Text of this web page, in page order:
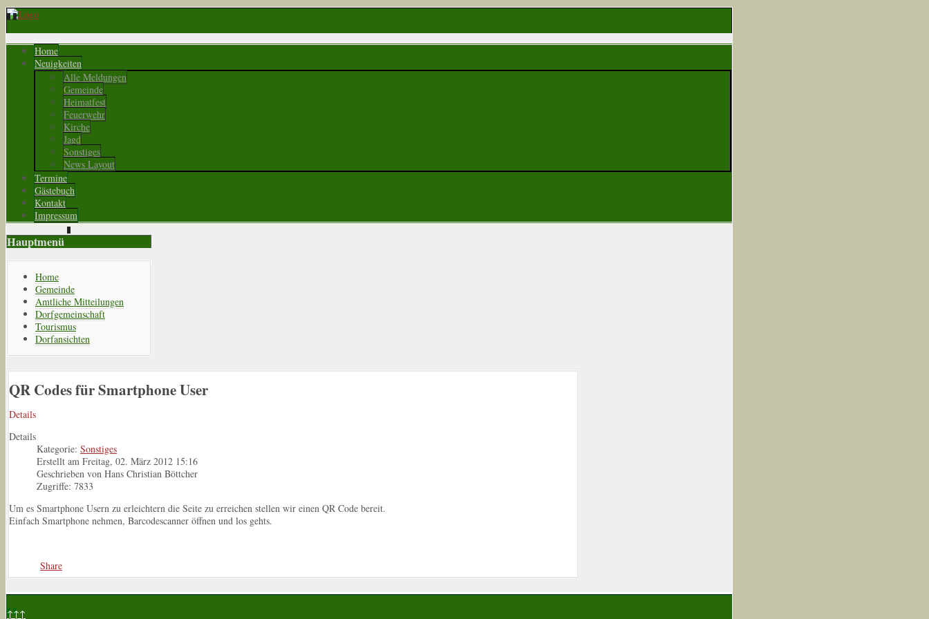
Home
Neuigkeiten
Alle Meldungen
Gemeinde
Heimatfest
Feuerwehr
Kirche
Jagd
Sonstiges
News Layout
Termine
Gästebuch
Kontakt
Impressum
Hauptmenü
Home
Gemeinde
Amtliche Mitteilungen
Dorfgemeinschaft
Tourismus
Dorfansichten
QR Codes für Smartphone User
Details
Details
Kategorie: Sonstiges
Erstellt am Freitag, 02. März 2012 15:16
Geschrieben von Hans Christian Böttcher
Zugriffe: 7833
Um es Smartphone Usern zu erleichtern die Seite zu erreichen stellen wir einen QR Code bereit.
Einfach Smartphone nehmen, Barcodescanner öffnen und los gehts.
Share
↑↑↑